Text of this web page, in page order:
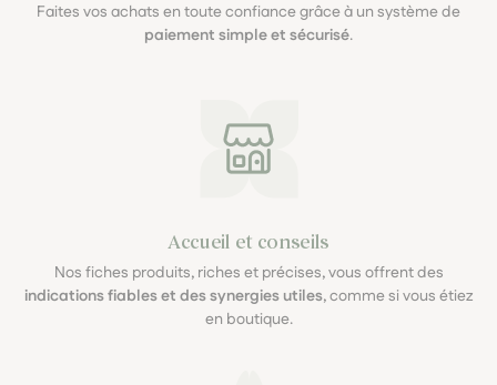
Faites vos achats en toute confiance grâce à un système de
paiement simple et sécurisé.
Accueil et conseils
Nos fiches produits, riches et précises, vous offrent des
indications fiables et des synergies utiles, comme si vous étiez
en boutique.